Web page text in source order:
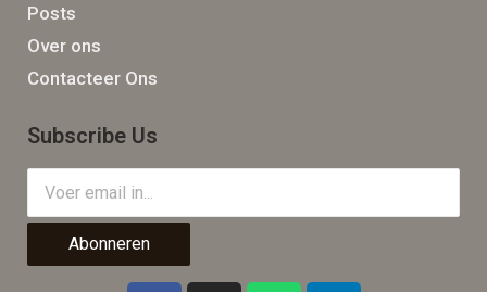
Posts
Over ons
Contacteer Ons
Subscribe Us
Abonneren